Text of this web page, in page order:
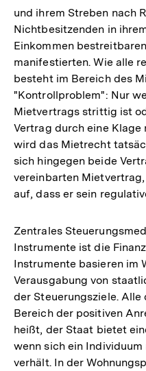
und ihrem Streben nach
Nichtbesitzenden in
Einkommen
manifestierten. Wie alle
besteht im Bereich des
"Kontrollproblem": Nur
Mietvertrags strittig ist
Vertrag durch eine
wird das Mietrecht
sich hingegen beide
vereinbarten
auf, dass er sein
Zentrales
Instrumente ist die
Instrumente basieren im
Verausgabung von
der Steuerungsziele.
Bereich der positiven
heißt, der Staat bietet
wenn sich ein Individuum
verhält. In der